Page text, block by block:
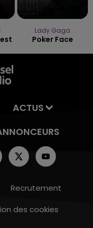
Lady Gaga
Poker Face
ACTUS
Recrutement
des cookies